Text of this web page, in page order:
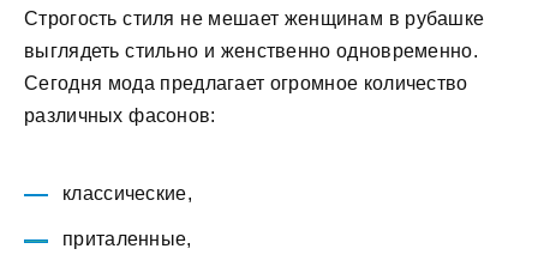
Строгость стиля не мешает женщинам в рубашке
выглядеть стильно и женственно одновременно.
Сегодня мода предлагает огромное количество
различных фасонов:
классические,
приталенные,